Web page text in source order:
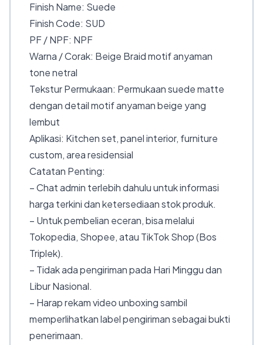
Finish Name: Suede
Finish Code: SUD
PF / NPF: NPF
Warna / Corak: Beige Braid motif anyaman
tone netral
Tekstur Permukaan: Permukaan suede matte
dengan detail motif anyaman beige yang
lembut
Aplikasi: Kitchen set, panel interior, furniture
custom, area residensial
Catatan Penting:
– Chat admin terlebih dahulu untuk informasi
harga terkini dan ketersediaan stok produk.
– Untuk pembelian eceran, bisa melalui
Tokopedia, Shopee, atau TikTok Shop (Bos
Triplek).
– Tidak ada pengiriman pada Hari Minggu dan
Libur Nasional.
– Harap rekam video unboxing sambil
memperlihatkan label pengiriman sebagai bukti
penerimaan.